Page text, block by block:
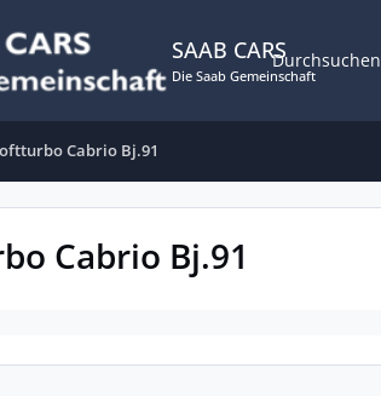
SAAB CARS
Die Saab Gemeinschaft
Durchsuchen
Cabrio Bj.91
Cabrio Bj.91